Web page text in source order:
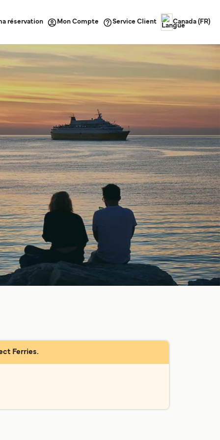
réservation Mon Compte Service Client Canada (FR)
Ferries.